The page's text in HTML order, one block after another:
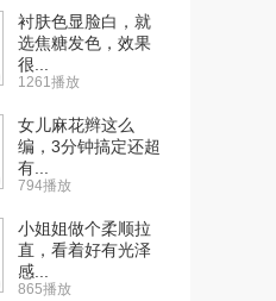
衬肤色显脸白，就
选焦糖发色，效果
很...
1261播放
女儿麻花辫这么
编，3分钟搞定还超
有...
794播放
小姐姐做个柔顺拉
直，看着好有光泽
感...
865播放